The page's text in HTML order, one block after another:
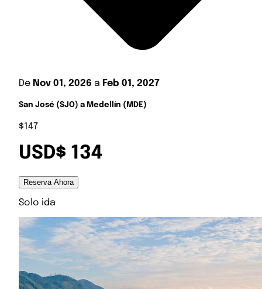
De Nov 01, 2026 a Feb 01, 2027
San José (SJO) a Medellín (MDE)
$147
USD$ 134
Reserva Ahora
Solo ida